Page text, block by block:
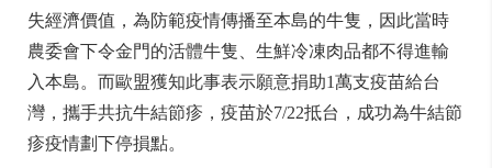
失經濟價值，為防範疫情傳播至本島的牛隻，因此當時
農委會下令金門的活體牛隻、生鮮冷凍肉品都不得進輸
入本島。而歐盟獲知此事表示願意捐助1萬支疫苗給台
灣，攜手共抗牛結節疹，疫苗於7/22抵台，成功為牛結節
疹疫情劃下停損點。